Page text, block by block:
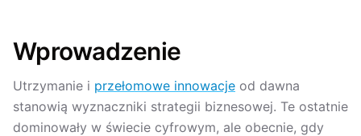
Wprowadzenie
Utrzymanie i przełomowe innowacje od dawna
stanowią wyznaczniki strategii biznesowej. Te ostatnie
dominowały w świecie cyfrowym, ale obecnie, gdy